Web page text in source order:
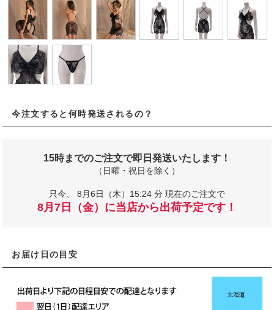
今注文すると何時発送されるの？
15時までのご注文で即日発送いたします！
（日曜・祝日を除く）
只今、 8月6日（木）15:24 分 現在のご注文で
8月7日（金）に当店から出荷予定です！
お届け日の目安